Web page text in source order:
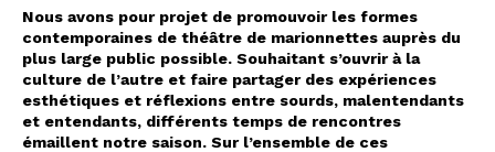
Ê
T
E
Nous avons pour projet de promouvoir les formes
contemporaines de théâtre de marionnettes auprès du
plus large public possible. Souhaitant s’ouvrir à la
culture de l’autre et faire partager des expériences
esthétiques et réflexions entre sourds, malentendants
et entendants, différents temps de rencontres
émaillent notre saison. Sur l’ensemble de ces